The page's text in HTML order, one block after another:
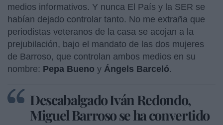
medios informativos. Y nunca El País y la SER se
habían dejado controlar tanto. No me extraña que
periodistas veteranos de la casa se acojan a la
prejubilación, bajo el mandato de las dos mujeres
de Barroso, que controlan ambos medios en su
nombre: Pepa Bueno y Ángels Barceló.
Descabalgado Iván Redondo,
Miguel Barroso se ha convertido